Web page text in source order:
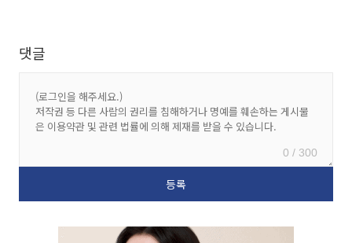
댓글
0 / 300